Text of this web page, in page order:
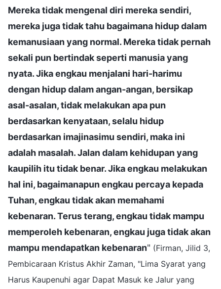
Mereka tidak mengenal diri mereka sendiri,
mereka juga tidak tahu bagaimana hidup dalam
kemanusiaan yang normal. Mereka tidak pernah
sekali pun bertindak seperti manusia yang
nyata. Jika engkau menjalani hari-harimu
dengan hidup dalam angan-angan, bersikap
asal-asalan, tidak melakukan apa pun
berdasarkan kenyataan, selalu hidup
berdasarkan imajinasimu sendiri, maka ini
adalah masalah. Jalan dalam kehidupan yang
kaupilih itu tidak benar. Jika engkau melakukan
hal ini, bagaimanapun engkau percaya kepada
Tuhan, engkau tidak akan memahami
kebenaran. Terus terang, engkau tidak mampu
memperoleh kebenaran, engkau juga tidak akan
mampu mendapatkan kebenaran" (Firman, Jilid 3,
Pembicaraan Kristus Akhir Zaman, "Lima Syarat yang
Harus Kaupenuhi agar Dapat Masuk ke Jalur yang